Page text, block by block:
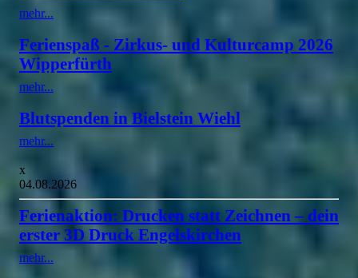
mehr...
Ferienspaß - Zirkus- und Kulturcamp 2026
Wipperfürth
mehr...
Blutspenden in Bielstein Wiehl
mehr...
x
04.08.2026
Ferienaktion: Drucken statt Zeichnen – dein
erster 3D Druck Engelskirchen
mehr...